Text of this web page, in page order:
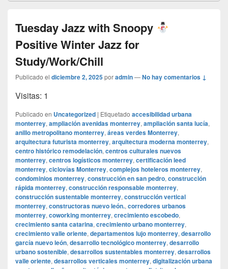
Tuesday Jazz with Snoopy
Positive Winter Jazz for
Study/Work/Chill
Publicado el diciembre 2, 2025poradmin—No hay comentarios ↓
Visitas: 1
Publicado en Uncategorized | Etiquetado accesibilidad urbana
monterrey, ampliación avenidas monterrey, ampliación santa lucía,
anillo metropolitano monterrey, áreas verdes Monterrey,
arquitectura futurista monterrey, arquitectura moderna monterrey,
centro histórico remodelación, centros culturales nuevos
monterrey, centros logísticos monterrey, certificación leed
monterrey, ciclovías Monterrey, complejos hoteleros monterrey,
condominios monterrey, construcción en san pedro, construcción
rápida monterrey, construcción responsable monterrey,
construcción sustentable monterrey, construcción vertical
monterrey, constructoras nuevo león., corredores urbanos
monterrey, coworking monterrey, crecimiento escobedo,
crecimiento santa catarina, crecimiento urbano monterrey,
crecimiento valle oriente, departamentos lujo monterrey, desarrollo
garcía nuevo león, desarrollo tecnológico monterrey, desarrollo
urbano sostenible, desarrollos sustentables monterrey, desarrollos
valle oriente, desarrollos verticales monterrey, digitalización urbana